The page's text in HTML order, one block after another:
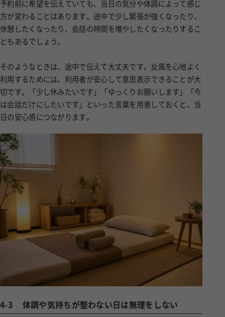
予約前に希望を伝えていても、当日の気分や体調によって感じ
方が変わることはあります。途中で少し緊張が強くなったり、
休憩したくなったり、会話の時間を増やしたくなったりするこ
ともあるでしょう。
そのようなときは、途中で伝えて大丈夫です。女風を心地よく
利用するためには、利用者が安心して意思表示できることが大
切です。「少し休みたいです」「ゆっくりお願いします」「今
は会話だけにしたいです」といった言葉を用意しておくと、当
日の安心感につながります。
4-3 体調や気持ちが整わない日は無理をしない